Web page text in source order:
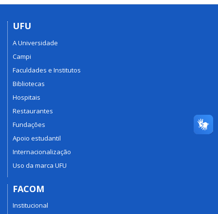
UFU
A Universidade
Campi
Faculdades e Institutos
Bibliotecas
Hospitais
Restaurantes
Fundações
Apoio estudantil
Internacionalização
Uso da marca UFU
FACOM
Institucional